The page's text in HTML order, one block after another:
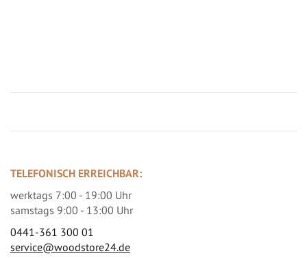
TELEFONISCH ERREICHBAR:
werktags 7:00 - 19:00 Uhr
samstags 9:00 - 13:00 Uhr
0441-361 300 01
service@woodstore24.de